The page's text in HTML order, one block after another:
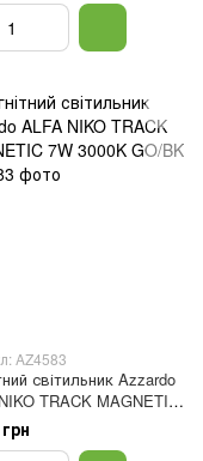
AZ4583
світильник Azzardo
TRACK MAGNETIC
GO/BK